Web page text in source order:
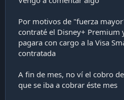
Por motivos de "fuerza
contraté el Disney+ Premium
pagara con cargo a la Visa
contratada
A fin de mes, no ví el cobro
que se iba a cobrar éste mes